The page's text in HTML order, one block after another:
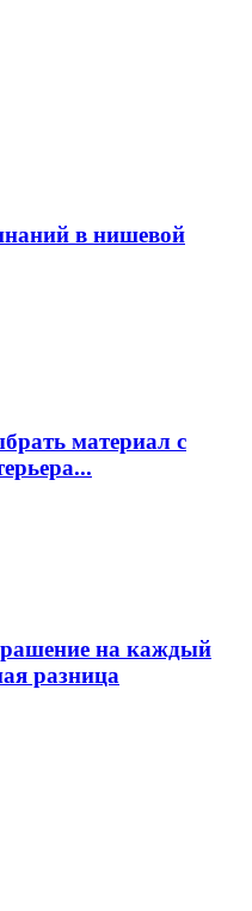
в нишевой
материал с
на каждый
разница